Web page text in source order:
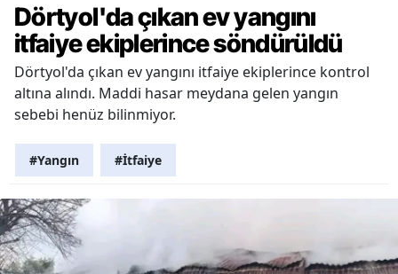
Dörtyol'da çıkan ev yangını
itfaiye ekiplerince söndürüldü
Dörtyol'da çıkan ev yangını itfaiye ekiplerince kontrol
altına alındı. Maddi hasar meydana gelen yangın
sebebi henüz bilinmiyor.
#Yangın #İtfaiye